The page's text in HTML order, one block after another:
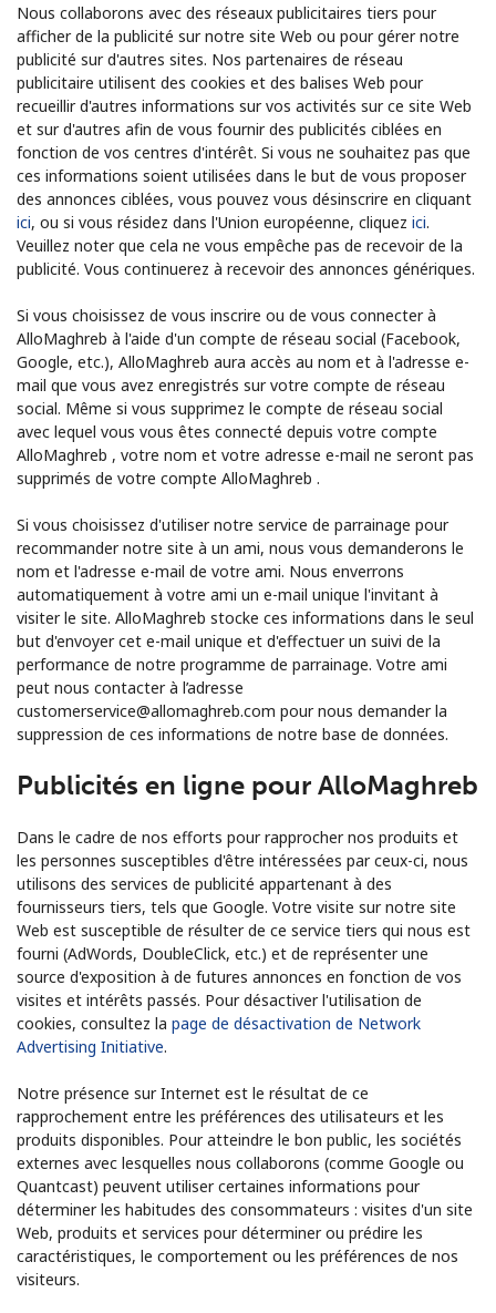
Nous collaborons avec des réseaux publicitaires tiers pour
afficher de la publicité sur notre site Web ou pour gérer notre
publicité sur d'autres sites. Nos partenaires de réseau
publicitaire utilisent des cookies et des balises Web pour
recueillir d'autres informations sur vos activités sur ce site Web
et sur d'autres afin de vous fournir des publicités ciblées en
fonction de vos centres d'intérêt. Si vous ne souhaitez pas que
ces informations soient utilisées dans le but de vous proposer
des annonces ciblées, vous pouvez vous désinscrire en cliquant
ici, ou si vous résidez dans l'Union européenne, cliquez ici.
Veuillez noter que cela ne vous empêche pas de recevoir de la
publicité. Vous continuerez à recevoir des annonces génériques.
Si vous choisissez de vous inscrire ou de vous connecter à
AlloMaghreb à l'aide d'un compte de réseau social (Facebook,
Google, etc.), AlloMaghreb aura accès au nom et à l'adresse e-
mail que vous avez enregistrés sur votre compte de réseau
social. Même si vous supprimez le compte de réseau social
avec lequel vous vous êtes connecté depuis votre compte
AlloMaghreb , votre nom et votre adresse e-mail ne seront pas
supprimés de votre compte AlloMaghreb .
Si vous choisissez d'utiliser notre service de parrainage pour
recommander notre site à un ami, nous vous demanderons le
nom et l'adresse e-mail de votre ami. Nous enverrons
automatiquement à votre ami un e-mail unique l'invitant à
visiter le site. AlloMaghreb stocke ces informations dans le seul
but d'envoyer cet e-mail unique et d'effectuer un suivi de la
performance de notre programme de parrainage. Votre ami
peut nous contacter à l’adresse
customerservice@allomaghreb.com pour nous demander la
suppression de ces informations de notre base de données.
Publicités en ligne pour AlloMaghreb
Dans le cadre de nos efforts pour rapprocher nos produits et
les personnes susceptibles d'être intéressées par ceux-ci, nous
utilisons des services de publicité appartenant à des
fournisseurs tiers, tels que Google. Votre visite sur notre site
Web est susceptible de résulter de ce service tiers qui nous est
fourni (AdWords, DoubleClick, etc.) et de représenter une
source d'exposition à de futures annonces en fonction de vos
visites et intérêts passés. Pour désactiver l'utilisation de
cookies, consultez la page de désactivation de Network
Advertising Initiative.
Notre présence sur Internet est le résultat de ce
rapprochement entre les préférences des utilisateurs et les
produits disponibles. Pour atteindre le bon public, les sociétés
externes avec lesquelles nous collaborons (comme Google ou
Quantcast) peuvent utiliser certaines informations pour
déterminer les habitudes des consommateurs : visites d'un site
Web, produits et services pour déterminer ou prédire les
caractéristiques, le comportement ou les préférences de nos
visiteurs.